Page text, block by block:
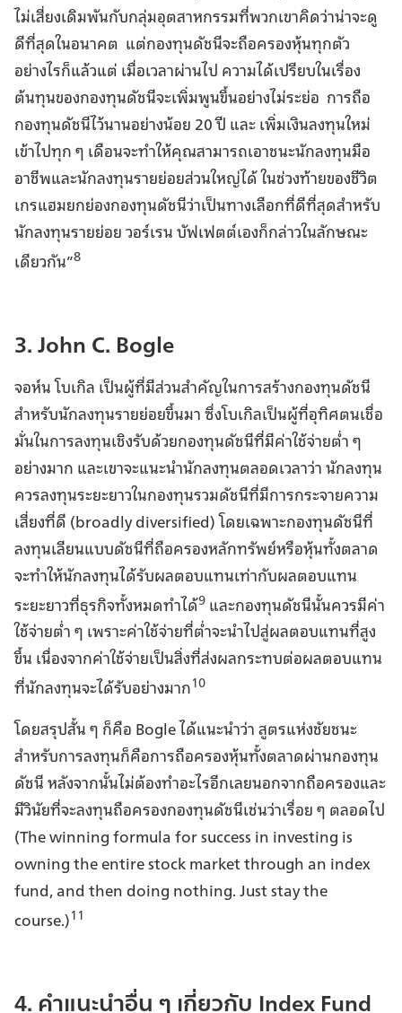
ไม่เสี่ยงเดิมพันกับกลุ่มอุตสาหกรรมที่พวกเขาคิดว่าน่าจะดู
ดีที่สุดในอนาคต แต่กองทุนดัชนีจะถือครองหุ้นทุกตัว
อย่างไรก็แล้วแต่ เมื่อเวลาผ่านไป ความได้เปรียบในเรื่อง
ต้นทุนของกองทุนดัชนีจะเพิ่มพูนขึ้นอย่างไม่ระย่อ การถือ
กองทุนดัชนีไว้นานอย่างน้อย 20 ปี และ เพิ่มเงินลงทุนใหม่
เข้าไปทุก ๆ เดือนจะทำให้คุณสามารถเอาชนะนักลงทุนมือ
อาชีพและนักลงทุนรายย่อยส่วนใหญ่ได้ ในช่วงท้ายของชีวิต
เกรแฮมยกย่องกองทุนดัชนีว่าเป็นทางเลือกที่ดีที่สุดสำหรับ
นักลงทุนรายย่อย วอร์เรน บัฟเฟตต์เองก็กล่าวในลักษณะ
เดียวกัน”8
3. John C. Bogle
จอห์น โบเกิล เป็นผู้ที่มีส่วนสำคัญในการสร้างกองทุนดัชนี
สำหรับนักลงทุนรายย่อยขึ้นมา ซึ่งโบเกิลเป็นผู้ที่อุทิศตนเชื่อ
มั่นในการลงทุนเชิงรับด้วยกองทุนดัชนีที่มีค่าใช้จ่ายต่ำ ๆ
อย่างมาก และเขาจะแนะนำนักลงทุนตลอดเวลาว่า นักลงทุน
ควรลงทุนระยะยาวในกองทุนรวมดัชนีที่มีการกระจายความ
เสี่ยงที่ดี (broadly diversified) โดยเฉพาะกองทุนดัชนีที่
ลงทุนเลียนแบบดัชนีที่ถือครองหลักทรัพย์หรือหุ้นทั้งตลาด
จะทำให้นักลงทุนได้รับผลตอบแทนเท่ากับผลตอบแทน
ระยะยาวที่ธุรกิจทั้งหมดทำได้9 และกองทุนดัชนีนั้นควรมีค่า
ใช้จ่ายต่ำ ๆ เพราะค่าใช้จ่ายที่ต่ำจะนำไปสู่ผลตอบแทนที่สูง
ขึ้น เนื่องจากค่าใช้จ่ายเป็นสิ่งที่ส่งผลกระทบต่อผลตอบแทน
ที่นักลงทุนจะได้รับอย่างมาก10
โดยสรุปสั้น ๆ ก็คือ Bogle ได้แนะนำว่า สูตรแห่งชัยชนะ
สำหรับการลงทุนก็คือการถือครองหุ้นทั้งตลาดผ่านกองทุน
ดัชนี หลังจากนั้นไม่ต้องทำอะไรอีกเลยนอกจากถือครองและ
มีวินัยที่จะลงทุนถือครองกองทุนดัชนีเช่นว่าเรื่อย ๆ ตลอดไป
(The winning formula for success in investing is
owning the entire stock market through an index
fund, and then doing nothing. Just stay the
course.)11
4. คำแนะนำอื่น ๆ เกี่ยวกับ Index Fund